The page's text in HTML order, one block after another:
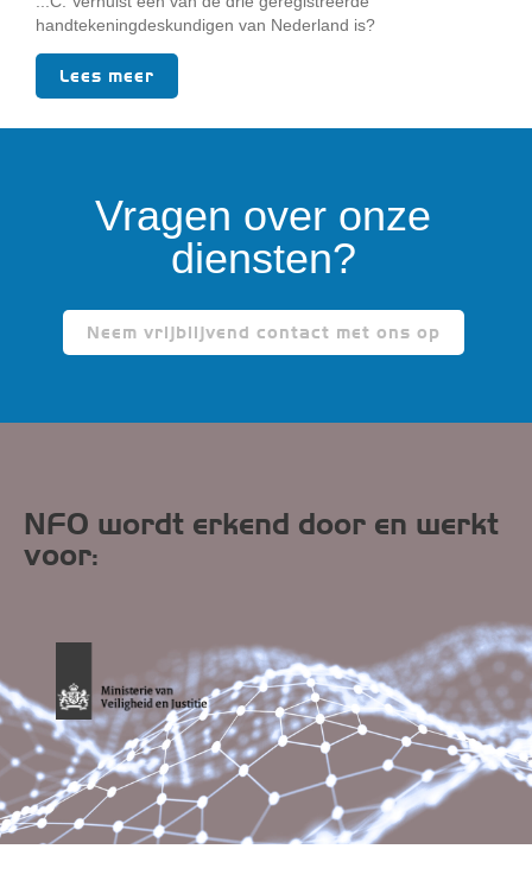
handtekeningdeskundigen van Nederland is?
Lees meer
Vragen over onze
diensten?
Neem vrijblijvend contact met ons op
NFO wordt erkend door en werkt
voor: